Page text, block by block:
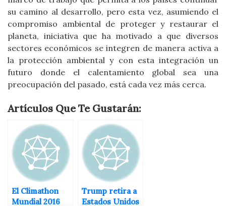
su camino al desarrollo, pero esta vez, asumiendo el
compromiso ambiental de proteger y restaurar el
planeta, iniciativa que ha motivado a que diversos
sectores económicos se integren de manera activa a
la protección ambiental y con esta integración un
futuro donde el calentamiento global sea una
preocupación del pasado, está cada vez más cerca.
Artículos Que Te Gustarán:
El Climathon
Mundial 2016
Trump retira a
Estados Unidos